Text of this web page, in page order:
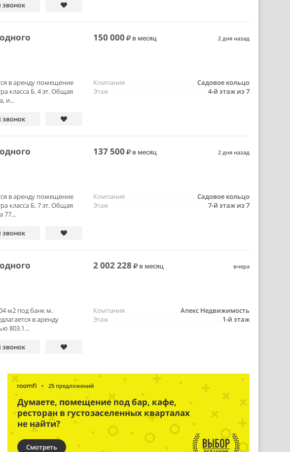
150 000 в месяц 2 дня назад
в аренду помещение
класса Б. 4 эт. Общая
и...
Садовое кольцо
Компания
4-й этаж из 7
Этаж
137 500 в месяц 2 дня назад
в аренду помещение
класса Б. 7 эт. Общая
77...
Садовое кольцо
Компания
7-й этаж из 7
Этаж
2 002 228 в месяц вчера
м2 под банк м.
в аренду
803.1...
Апекс Недвижимость
Компания
1-й этаж
Этаж
• 25 предложений
Думаете, помещение под бар, кафе,
ресторан в густозаселенных кварталах
не найти?
Смотреть